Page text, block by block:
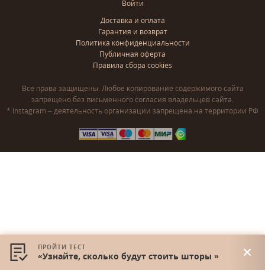
Войти
Доставка и оплата
Гарантия и возврат
Политика конфиденциальности
Публичная оферта
Правила сбора cookies
Все права защищены. Любое копирование содержимого сайта
запрещено без письменного согласия владельцев сайта.
* Instagram – деятельность организации запрещена на территории РФ
ПРОЙТИ ТЕСТ
«Узнайте, сколько будут стоить шторы »